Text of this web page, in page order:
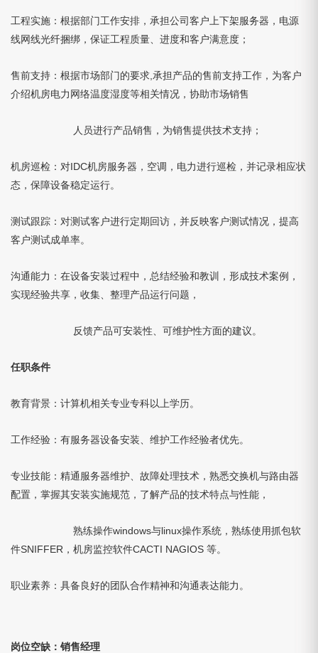
工程实施：根据部门工作安排，承担公司客户上下架服务器，电源
线网线光纤捆绑，保证工程质量、进度和客户满意度；
售前支持：根据市场部门的要求,承担产品的售前支持工作，为客户
介绍机房电力网络温度湿度等相关情况，协助市场销售
人员进行产品销售，为销售提供技术支持；
机房巡检：对IDC机房服务器，空调，电力进行巡检，并记录相应状
态，保障设备稳定运行。
测试跟踪：对测试客户进行定期回访，并反映客户测试情况，提高
客户测试成单率。
沟通能力：在设备安装过程中，总结经验和教训，形成技术案例，
实现经验共享，收集、整理产品运行问题，
反馈产品可安装性、可维护性方面的建议。
任职条件
教育背景：计算机相关专业专科以上学历。
工作经验：有服务器设备安装、维护工作经验者优先。
专业技能：精通服务器维护、故障处理技术，熟悉交换机与路由器
配置，掌握其安装实施规范，了解产品的技术特点与性能，
熟练操作windows与linux操作系统，熟练使用抓包软
件SNIFFER，机房监控软件CACTI NAGIOS 等。
职业素养：具备良好的团队合作精神和沟通表达能力。
岗位空缺：销售经理